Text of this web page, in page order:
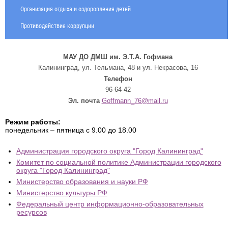
Организация отдыха и оздоровления детей
Противодействие коррупции
МАУ ДО ДМШ им. Э.Т.А. Гофмана
Калининград, ул. Тельмана, 48 и ул. Некрасова, 16
Телефон
96-64-42
Эл. почта Goffmann_76@mail.ru
Режим работы:
понедельник – пятница с 9.00 до 18.00
Администрация городского округа "Город Калининград"
Комитет по социальной политике Администрации городского
округа "Город Калининград"
Министерство образования и науки РФ
Министерство культуры РФ
Федеральный центр информационно-образовательных
ресурсов